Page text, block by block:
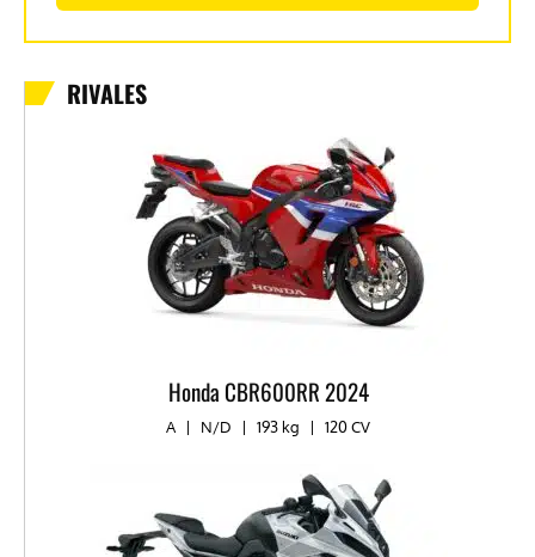
RIVALES
Honda CBR600RR 2024
A | N/D | 193 kg | 120 CV